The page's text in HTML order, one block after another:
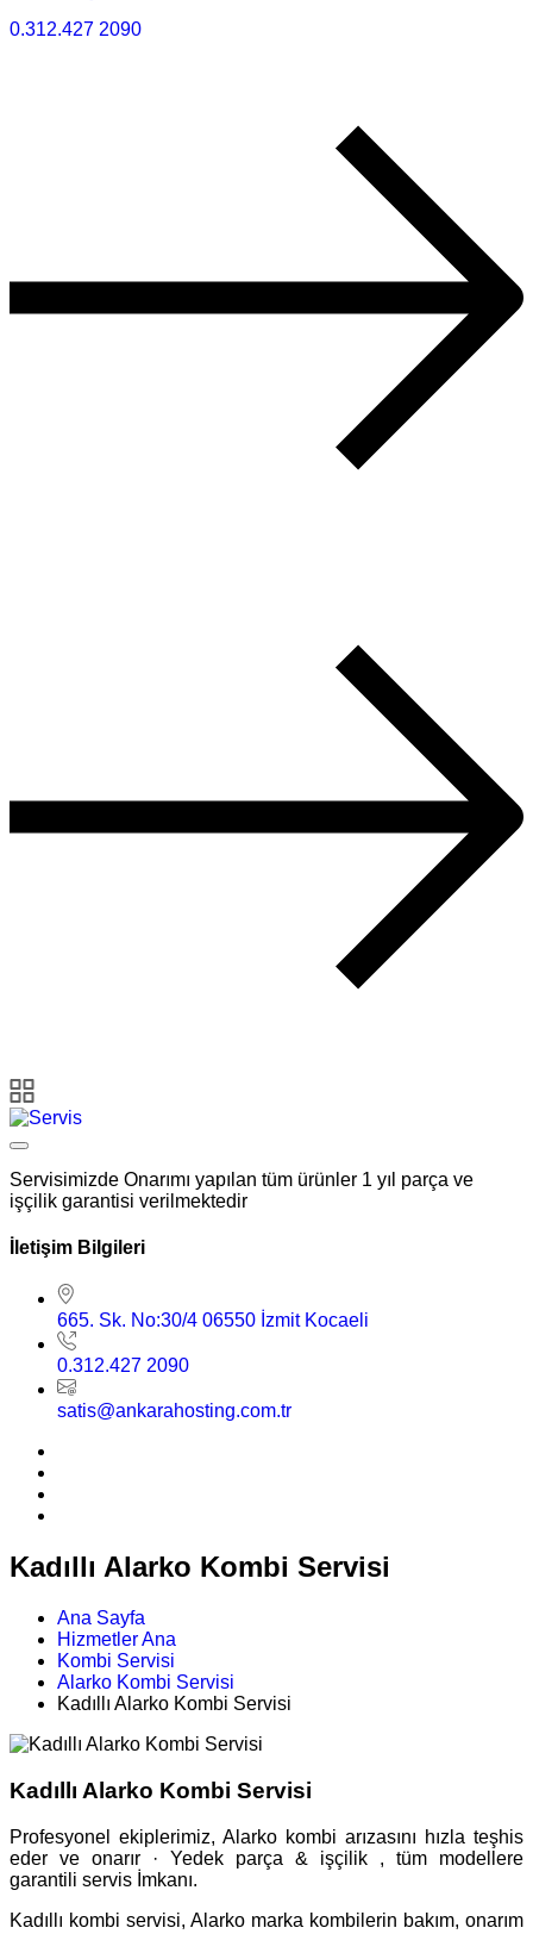
0.312.427 2090
Servisimizde Onarımı yapılan tüm ürünler 1 yıl parça ve
işçilik garantisi verilmektedir
İletişim Bilgileri
665. Sk. No:30/4 06550 İzmit Kocaeli
0.312.427 2090
satis@ankarahosting.com.tr
Kadıllı Alarko Kombi Servisi
Ana Sayfa
Hizmetler Ana
Kombi Servisi
Alarko Kombi Servisi
Kadıllı Alarko Kombi Servisi
Kadıllı Alarko Kombi Servisi
Profesyonel ekiplerimiz, Alarko kombi arızasını hızla teşhis
eder ve onarır · Yedek parça & işçilik , tüm modellere
garantili servis İmkanı.
Kadıllı kombi servisi, Alarko marka kombilerin bakım, onarım